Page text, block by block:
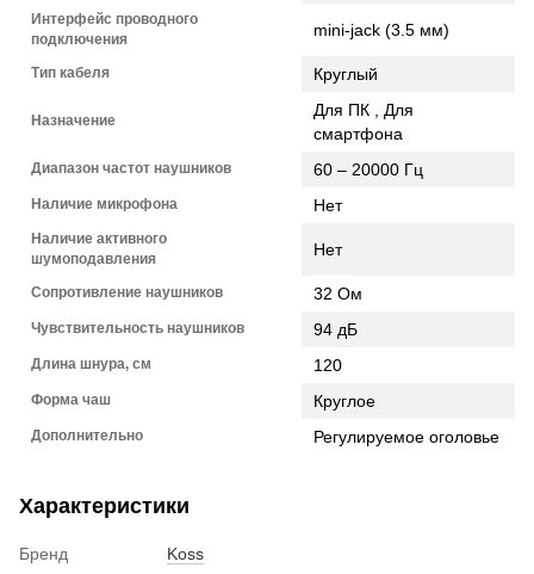
Интерфейс проводного
подключения
mini-jack (3.5 мм)
Тип кабеля Круглый
Назначение
Для ПК , Для
смартфона
Диапазон частот наушников 60 – 20000 Гц
Наличие микрофона Нет
Наличие активного
шумоподавления
Нет
Сопротивление наушников 32 Ом
Чувствительность наушников 94 дБ
Длина шнура, см 120
Форма чаш Круглое
Дополнительно Регулируемое оголовье
Характеристики
Бренд
Koss